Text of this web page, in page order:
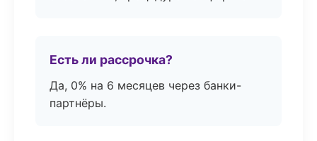
Есть ли рассрочка?
Да, 0% на 6 месяцев через банки-
партнёры.